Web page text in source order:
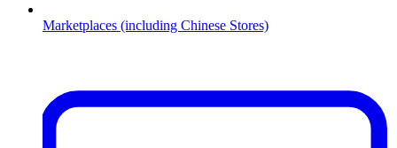
Marketplaces (including Chinese Stores)